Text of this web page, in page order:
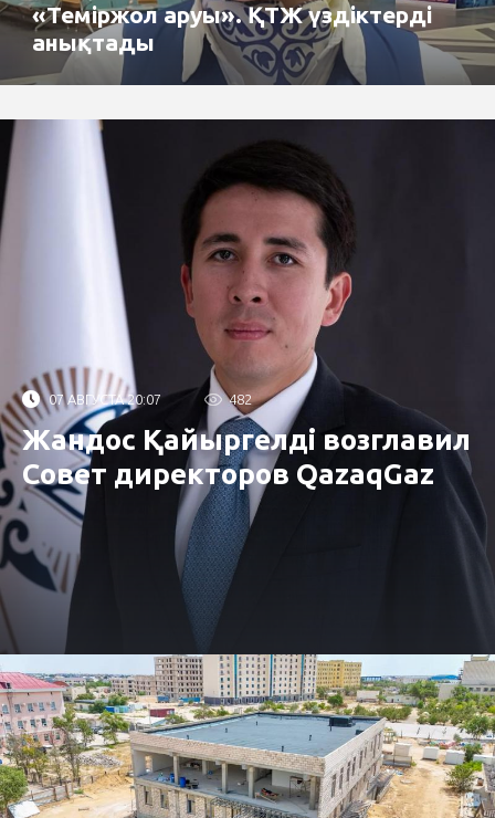
«Теміржол аруы». ҚТЖ үздіктерді
анықтады
07 АВГУСТА 20:07 482
Жандос Қайыргелді возглавил
Совет директоров QazaqGaz